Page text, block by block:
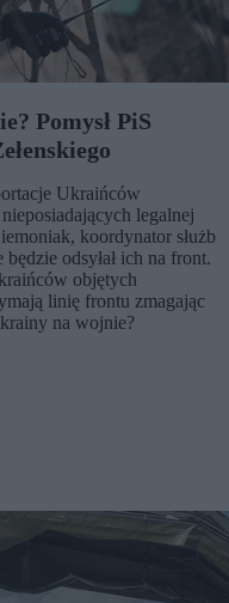
Pomysł PiS
Ukraińców
legalnej
koordynator służb
odsyłał ich na front.
objętych
linię frontu zmagając
na wojnie?